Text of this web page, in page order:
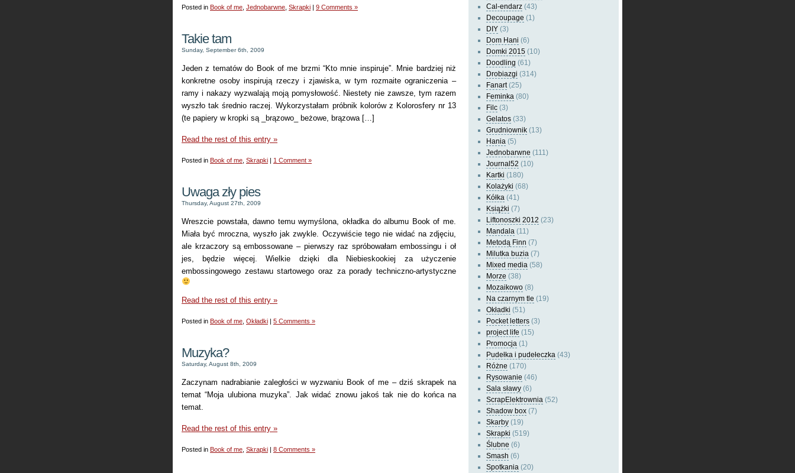
Posted in Book of me Jednobarwne Skrapki | 9 Comments »
Takie tam
Sunday, September 6th, 2009
Jeden z tematów do Book of me brzmi “Kto mnie inspiruje”. Mnie bardziej niż
konkretne osoby inspirują rzeczy i zjawiska, w tym rozmaite ograniczenia –
ramy i nakazy wyzwalają moją pomysłowość. Niestety nie zawsze, tym razem
wyszło tak średnio raczej. Wykorzystałam próbnik kolorów z Kolorosfery nr 13
(te papiery w kropki są _brązowo_ beżowe, brązowa […]
Read the rest of this entry »
Posted in Book of me Skrapki | 1 Comment »
Uwaga zły pies
Thursday, August 27th, 2009
Wreszcie powstała, dawno temu wymyślona, okładka do albumu Book of me.
Miała być mroczna, wyszło jak zwykle. Oczywiście tego nie widać na zdjęciu,
ale krzaczory są embossowane – pierwszy raz spróbowałam embossingu i oł
jes, będzie więcej. Wielkie dzięki dla Niebieskookiej za użyczenie
embossingowego zestawu startowego oraz za porady techniczno-artystyczne
Read the rest of this entry »
Posted in Book of me Okładki | 5 Comments »
Muzyka?
Saturday, August 8th, 2009
Zaczynam nadrabianie zaległości w wyzwaniu Book of me – dziś skrapek na
temat “Moja ulubiona muzyka”. Jak widać znowu jakoś tak nie do końca na
temat.
Read the rest of this entry »
Posted in Book of me Skrapki | 8 Comments »
Cal-endarz (43)
Decoupage (1)
DIY (3)
Dom Hani (6)
Domki 2015 (10)
Doodling (61)
Drobiazgi (314)
Fanart(25)
Feminka (80)
Filc (3)
Gelatos (33)
Grudniownik (13)
Hania (5)
Jednobarwne (111)
Journal52 (10)
Kartki (180)
Kolażyki (68)
Kółka (41)
Książki (7)
Liftonoszki 2012 (23)
Mandala (11)
Metodą Finn (7)
Milutka buzia (7)
Mixed media (58)
Morze (38)
Mozaikowo (8)
Na czarnym tle (19)
Okładki (51)
Pocket letters (3)
project life (15)
Promocja (1)
Pudełka i pudełeczka (43)
Różne (170)
Rysowanie (46)
Sala sławy (6)
ScrapElektrownia (52)
Shadow box (7)
Skarby (19)
Skrapki (519)
Ślubne (6)
Smash (6)
Spotkania (20)